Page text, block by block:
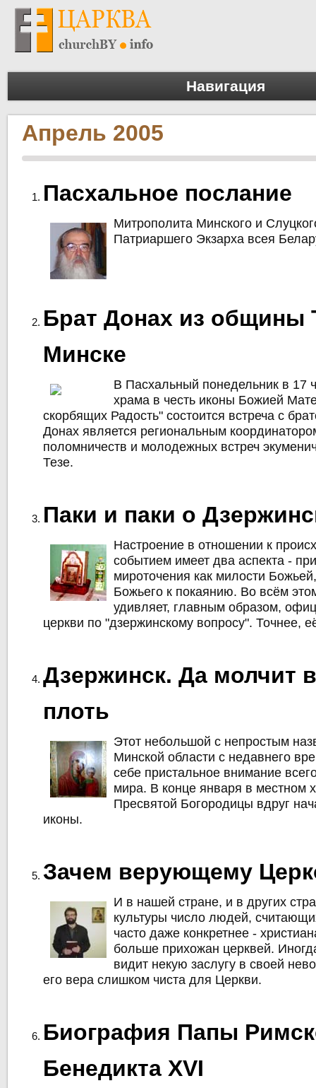
Навигация
Апрель 2005
Пасхальное послание
Митрополита Минского и
Патриаршего Экзарха всея
Брат Донах из общины
Минске
В Пасхальный понедельник в 17
храма в честь иконы Божией
скорбящих Радость" состоится встреча с
Донах является региональным
поломничеств и молодежных встреч
Тезе.
Паки и паки о
Настроение в отношении к
событием имеет два аспекта -
мироточения как милости
Божьего к покаянию. Во всём
удивляет, главным образом,
церкви по "дзержинскому вопросу". Точнее,
Дзержинск. Да молчит
плоть
Этот небольшой с непростым
Минской области с недавнего
себе пристальное внимание
мира. В конце января в местном
Пресвятой Богородицы вдруг
иконы.
Зачем верующему
И в нашей стране, и в других
культуры число людей,
часто даже конкретнее -
больше прихожан церквей.
видит некую заслугу в своей
его вера слишком чиста для Церкви.
Биография Папы
Бенедикта XVI